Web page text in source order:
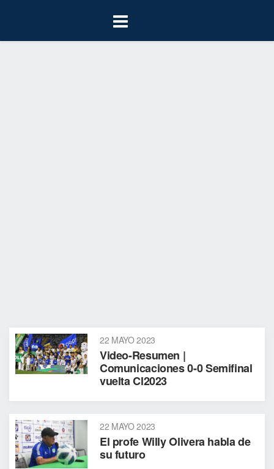
22 MAYO 2023
Video-Resumen |
Comunicaciones 0-0 Semifinal
vuelta Cl2023
22 MAYO 2023
El profe Willy Olivera habla de
su futuro